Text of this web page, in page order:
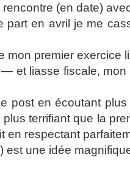
(en date)
part en avril je me
mon premier exercice
et liasse fiscale,
post en écoutant
plus terrifiant que la
en respectant
est une idée